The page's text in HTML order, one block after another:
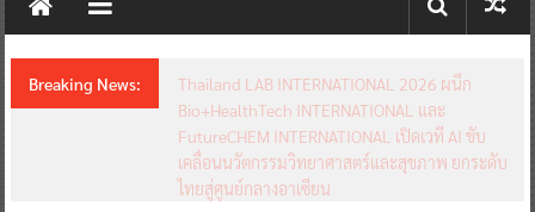
New
Breaking News:
Thailand LAB INTERNATIONAL 2026 ผนึก
Bio+HealthTech INTERNATIONAL และ
FutureCHEM INTERNATIONAL เปิดเวที AI ขับ
เคลื่อนนวัตกรรมวิทยาศาสตร์และสุขภาพ ยกระดับ
ไทยสู่ศูนย์กลางอาเซียน